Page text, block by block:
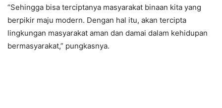
“Sehingga bisa terciptanya masyarakat binaan kita yang
berpikir maju modern. Dengan hal itu, akan tercipta
lingkungan masyarakat aman dan damai dalam kehidupan
bermasyarakat,” pungkasnya.